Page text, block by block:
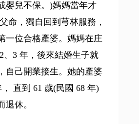
嬰兒不保。)媽媽當年才
命，獨自回到芎林服務，
一位合格產婆。媽媽在庄
、3 年，後來結婚生子就
自己開業接生。她的產婆
直到 61 歲(民國 68 年)
退休。